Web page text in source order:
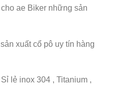
ae Biker những sản
xuất cổ pô uy tín hàng
lẻ inox 304 , Titanium ,